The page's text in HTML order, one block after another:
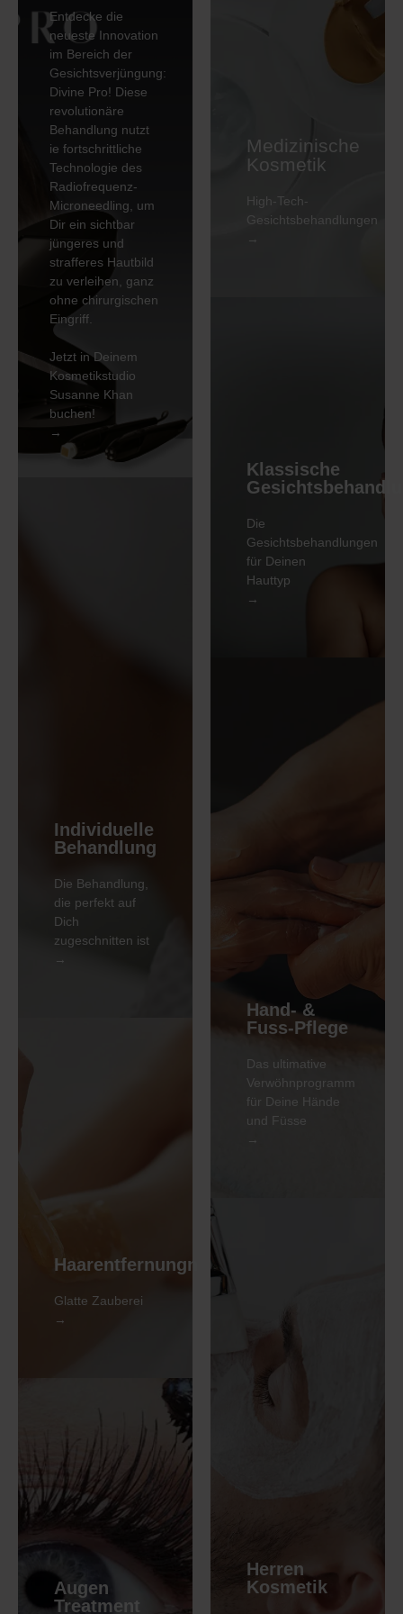
Entdecke die
neueste Innovation
im Bereich der
Gesichtsverjüngung:
Divine Pro! Diese
revolutionäre
Behandlung nutzt
ie fortschrittliche
Technologie des
Radiofrequenz-
Microneedling, um
Dir ein sichtbar
jüngeres und
strafferes Hautbild
zu verleihen, ganz
ohne chirurgischen
Eingriff.
Jetzt in Deinem
Kosmetikstudio
Susanne Khan
buchen!
→
Voluderm RF oder
Trifractional RF
6. Durchführen
Spezial
Regeneration
Maske
7. Abschluss Pflege
und Sonnenschutz
8. Pflege für
zuhause
Besprechen
Preis: Divine Pro
Gesicht 430.- |
Divine Pro Gesicht
& Hals 520.- |
Divine Pro Gesicht,
Hals & Dekolleté
650.-
Jugendliches
Gesicht
Individuelle
Behandlung
Die Behandlung,
die perfekt auf
Dich
zugeschnitten ist
→
Haarentfernungn
Glatte Zauberei
→
Die Diodenlaser
Haarentfernung
Augen
Treatment
Bestseller
Medizinische
Kosmetik
High-Tech-
Gesichtsbehandlungen
→
Bestseller
OxyGeneo und
Microneedling
Klassische
Die
Gesichtsbehandlungen
für Deinen
Hauttyp
→
Unser
Bestseller
Die Signature-
Behandlung
Hand- &
Fuss-Pflege
Das ultimative
Verwöhnprogramm
für Deine Hände
und Füsse
→
Unser
Bestseller
Die Krongasse
Intensiv-
Fusspflege
Herren
Kosmetik
Die
Sempachersee